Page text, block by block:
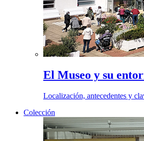
El Museo y su
Localización, antecedentes y
Colección